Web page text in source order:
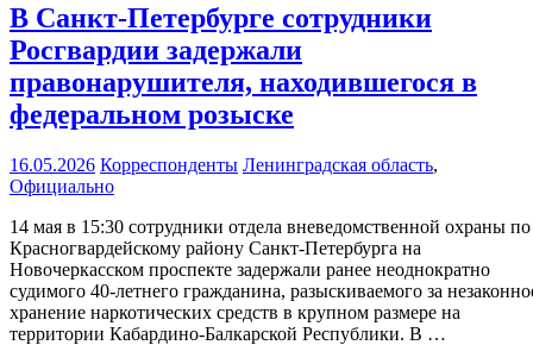
В Санкт-Петербурге сотрудники
Росгвардии задержали
правонарушителя, находившегося в
федеральном розыске
16.05.2026 Корреспонденты Ленинградская область,
Официально
14 мая в 15:30 сотрудники отдела вневедомственной охраны по
Красногвардейскому району Санкт-Петербурга на
Новочеркасском проспекте задержали ранее неоднократно
судимого 40-летнего гражданина, разыскиваемого за
хранение наркотических средств в крупном размере на
территории Кабардино-Балкарской Республики. В …